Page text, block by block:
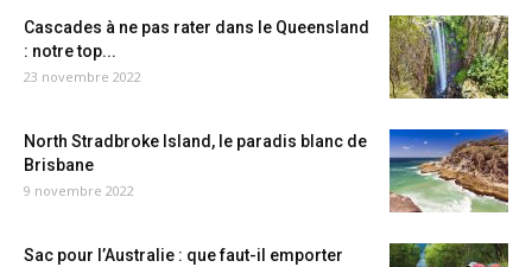
Cascades à ne pas rater dans le Queensland
: notre top...
23 novembre 2022
North Stradbroke Island, le paradis blanc de
Brisbane
9 novembre 2022
Sac pour l’Australie : que faut-il emporter